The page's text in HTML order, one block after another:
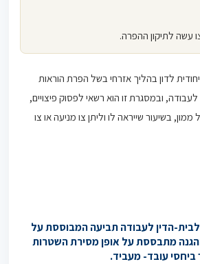
לדון בהליך אזרחי בשל הפרת הוראות
הדין לעבודה, ובמסגרת זו הוא רשאי לפסוק פיצויים,
בשיעור שייראה לו וליתן צו מניעה או צו
לבית-הדין לעבודה תביעה המבוססת על
מתבססת על אופן מסירת השטרות
ביחסי עובד- מעביד.